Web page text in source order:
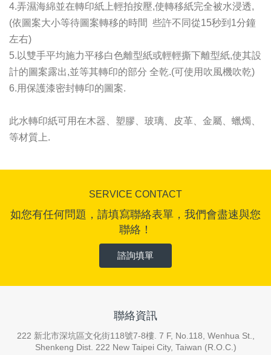
4.弄濕海綿並在轉印紙上輕拍按壓,使轉移紙完全被水浸透,
(依圖案大小等待圖案轉移的時間 些許不同從15秒到1分鐘
左右)
5.以雙手平均施力平移白色離型紙或輕輕撕下離型紙,使其設
計的圖案露出,並等其轉印的部分 全乾.(可使用吹風機吹乾)
6.用保護漆密封轉印的圖案.
此水轉印紙可用在木器、塑膠、玻璃、皮革、金屬、蠟燭、
等材質上.
SERVICE CONTACT
如您有任何問題，請填寫聯絡表單，我們會盡速與您
聯絡！
諮詢填單
聯絡資訊
222 新北市深坑區文化街118號7-8樓. 7 F, No.118, Wenhua St.,
Shenkeng Dist. 222 New Taipei City, Taiwan (R.O.C.)